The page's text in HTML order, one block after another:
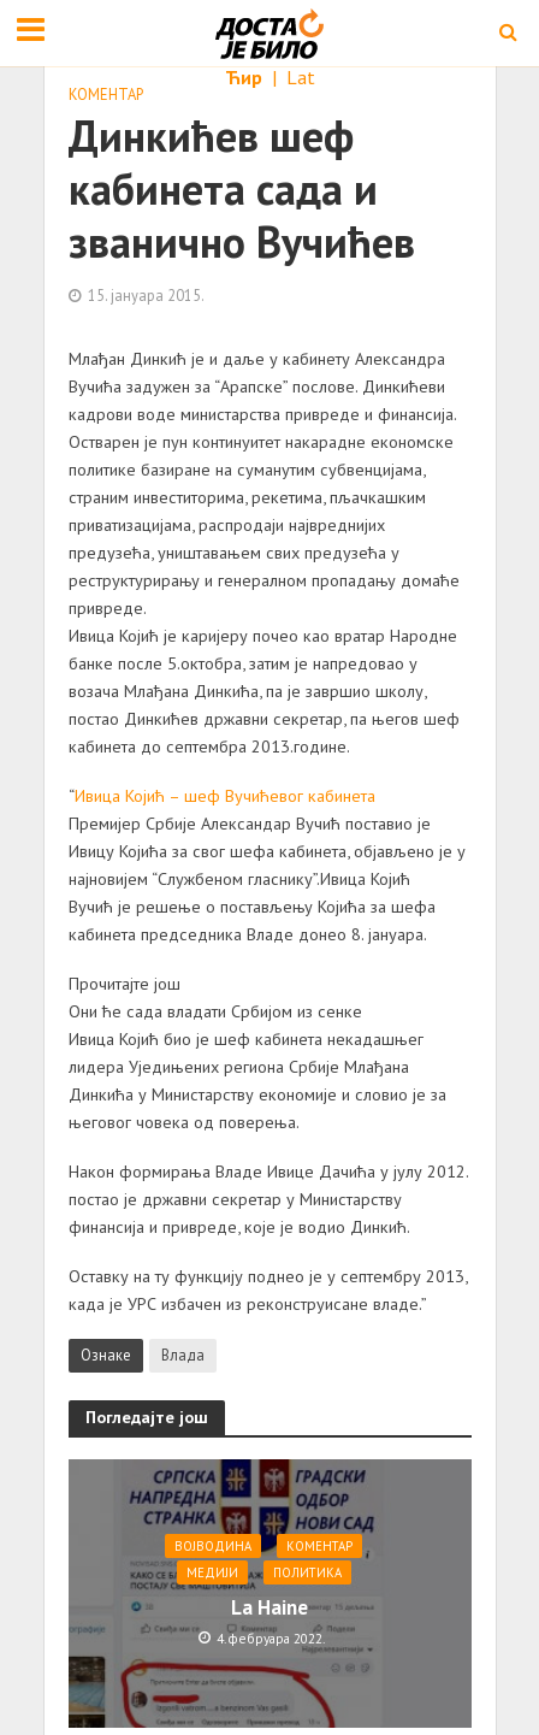
Ћир | Lat
КОМЕНТАР
Динкићев шеф
кабинета сада и
званично Вучићев
15. јануара 2015.
Млађан Динкић је и даље у кабинету Александра
Вучића задужен за “Арапске” послове. Динкићеви
кадрови воде министарства привреде и финансија.
Остварен је пун континуитет накарадне економске
политике базиране на суманутим субвенцијама,
страним инвеститорима, рекетима, пљачкашким
приватизацијама, распродаји највреднијих
предузећа, уништавањем свих предузећа у
реструктурирању и генералном пропадању домаће
привреде.
Ивица Којић је каријеру почео као вратар Народне
банке после 5.октобра, затим је напредовао у
возача Млађана Динкића, па је завршио школу,
постао Динкићев државни секретар, па његов шеф
кабинета до септембра 2013.године.
“Ивица Којић – шеф Вучићевог кабинета
Премијер Србије Александар Вучић поставио је
Ивицу Којића за свог шефа кабинета, објављено је у
најновијем “Службеном гласнику”.Ивица Којић
Вучић је решење о постављењу Којића за шефа
кабинета председника Владе донео 8. јануара.
Прочитајте још
Они ће сада владати Србијом из сенке
Ивица Којић био је шеф кабинета некадашњег
лидера Уједињених региона Србије Млађана
Динкића у Министарству економије и словио је за
његовог човека од поверења.
Након формирања Владе Ивице Дачића у јулу 2012.
постао је државни секретар у Министарству
финансија и привреде, које је водио Динкић.
Оставку на ту функцију поднео је у септембру 2013,
када је УРС избачен из реконструисане владе.”
Ознаке Влада
Погледајте још
ВОЈВОДИНА
КОМЕНТАР
МЕДИЈИ
ПОЛИТИКА
La Haine
4. фебруара 2022.